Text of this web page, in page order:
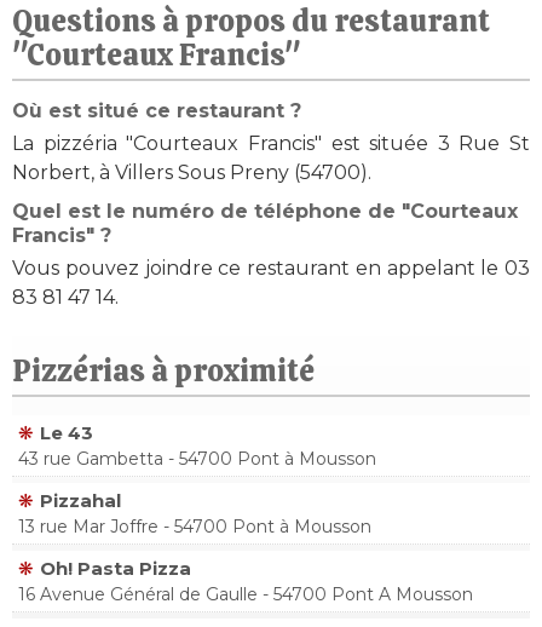
Questions à propos du restaurant
"Courteaux Francis"
Où est situé ce restaurant ?
La pizzéria "Courteaux Francis" est située 3 Rue St
Norbert, à Villers Sous Preny (54700).
Quel est le numéro de téléphone de "Courteaux
Francis" ?
Vous pouvez joindre ce restaurant en appelant le 03
83 81 47 14.
Pizzérias à proximité
Le 43
43 rue Gambetta - 54700 Pont à Mousson
Pizzahal
13 rue Mar Joffre - 54700 Pont à Mousson
Oh! Pasta Pizza
16 Avenue Général de Gaulle - 54700 Pont A Mousson